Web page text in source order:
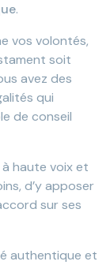
.
vos volontés,
soit
avez des
qui
de conseil
haute voix et
d’y apposer
sur ses
authentique et